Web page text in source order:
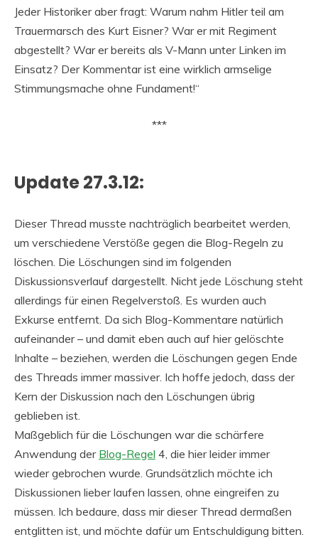
Jeder Historiker aber fragt: Warum nahm Hitler teil am
Trauermarsch des Kurt Eisner? War er mit Regiment
abgestellt? War er bereits als V-Mann unter Linken im
Einsatz? Der Kommentar ist eine wirklich armselige
Stimmungsmache ohne Fundament!“
***
Update 27.3.12:
Dieser Thread musste nachträglich bearbeitet werden,
um verschiedene Verstöße gegen die Blog-Regeln zu
löschen. Die Löschungen sind im folgenden
Diskussionsverlauf dargestellt. Nicht jede Löschung steht
allerdings für einen Regelverstoß. Es wurden auch
Exkurse entfernt. Da sich Blog-Kommentare natürlich
aufeinander – und damit eben auch auf hier gelöschte
Inhalte – beziehen, werden die Löschungen gegen Ende
des Threads immer massiver. Ich hoffe jedoch, dass der
Kern der Diskussion nach den Löschungen übrig
geblieben ist.
Maßgeblich für die Löschungen war die schärfere
Anwendung der Blog-Regel 4, die hier leider immer
wieder gebrochen wurde. Grundsätzlich möchte ich
Diskussionen lieber laufen lassen, ohne eingreifen zu
müssen. Ich bedaure, dass mir dieser Thread dermaßen
entglitten ist, und möchte dafür um Entschuldigung bitten.